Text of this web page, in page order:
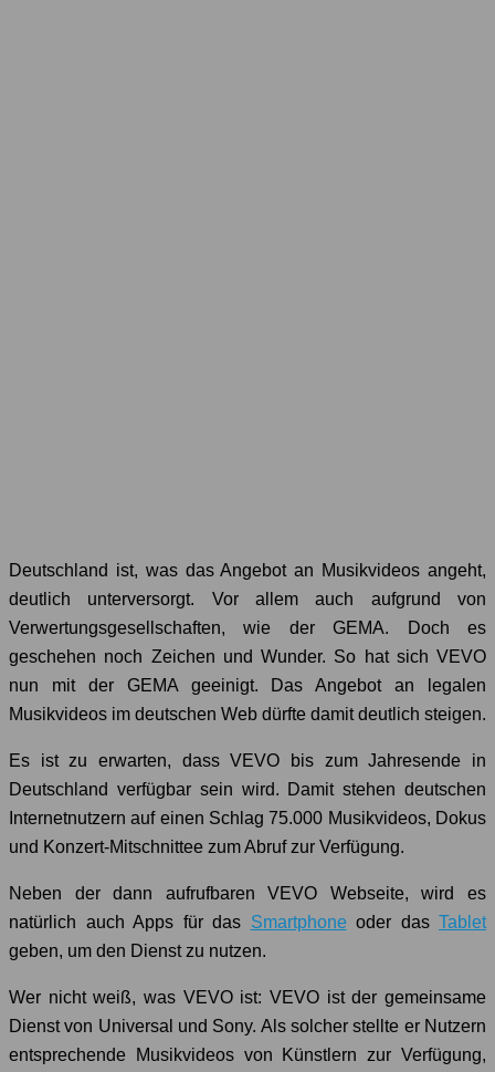
Deutschland ist, was das Angebot an Musikvideos angeht,
deutlich unterversorgt. Vor allem auch aufgrund von
Verwertungsgesellschaften, wie der GEMA. Doch es
geschehen noch Zeichen und Wunder. So hat sich VEVO
nun mit der GEMA geeinigt. Das Angebot an legalen
Musikvideos im deutschen Web dürfte damit deutlich steigen.
Es ist zu erwarten, dass VEVO bis zum Jahresende in
Deutschland verfügbar sein wird. Damit stehen deutschen
Internetnutzern auf einen Schlag 75.000 Musikvideos, Dokus
und Konzert-Mitschnittee zum Abruf zur Verfügung.
Neben der dann aufrufbaren VEVO Webseite, wird es
natürlich auch Apps für das Smartphoneoder das Tablet
geben, um den Dienst zu nutzen.
Wer nicht weiß, was VEVO ist: VEVO ist der gemeinsame
Dienst von Universal und Sony. Als solcher stellte er Nutzern
entsprechende Musikvideos von Künstlern zur Verfügung,